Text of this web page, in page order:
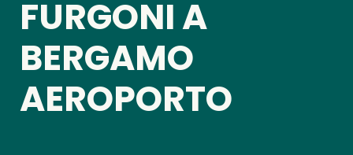
FURGONI A
BERGAMO
AEROPORTO